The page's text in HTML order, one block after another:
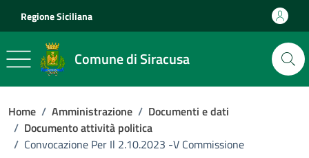
Regione Siciliana
Comune di Siracusa
Home / Amministrazione / Documenti e dati
/ Documento attività politica
/ Convocazione Per Il 2.10.2023 -V Commissione